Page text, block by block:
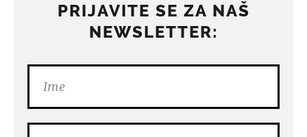
PRIJAVITE SE ZA NAŠ
NEWSLETTER: